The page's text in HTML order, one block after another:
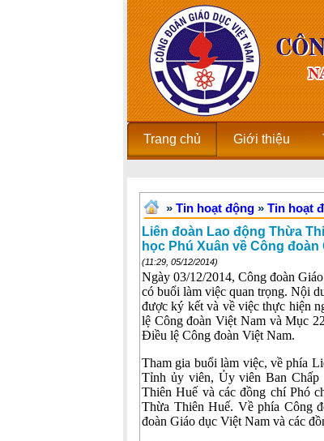
Trang chủ Giới thiệu
» Tin hoạt động » Tin hoạt
Liên đoàn Lao động Thừa
học Phú Xuân về Công đoàn
(11:29, 05/12/2014)
Ngày 03/12/2014, Công đoàn
có buổi làm việc quan trọng. Nội
được ký kết và về việc thực hiện
lệ Công đoàn Việt Nam và Mục
Điều lệ Công đoàn Việt Nam.
Tham gia buổi làm việc, về phía
Tỉnh ủy viên, Ủy viên Ban
Thiên Huế và các đồng chí Phó
Thừa Thiên Huế. Về phía Công
đoàn Giáo dục Việt Nam và các